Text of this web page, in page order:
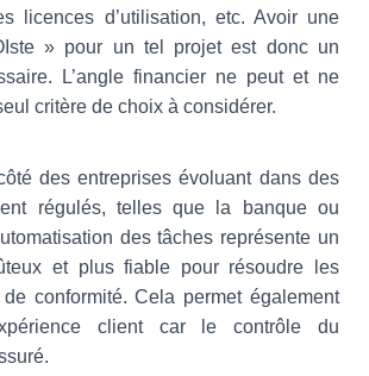
licences d’utilisation, etc. Avoir une
» pour un tel projet est donc un
L’angle financier ne peut et ne
critère de choix à considérer.
des entreprises évoluant dans des
régulés, telles que la banque ou
des tâches représente un
et plus fiable pour résoudre les
conformité. Cela permet également
client car le contrôle du